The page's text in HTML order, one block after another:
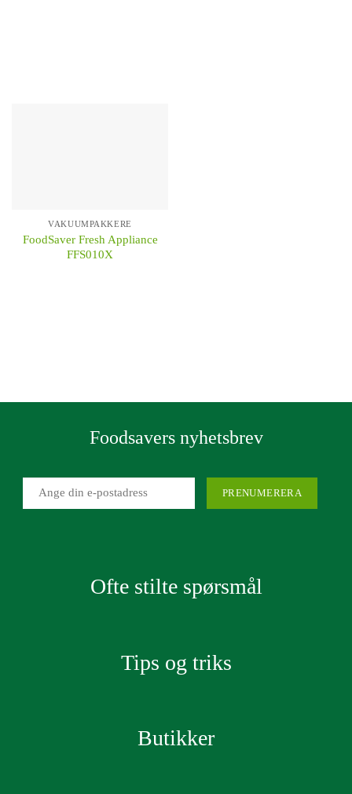
VAKUUMPAKKERE
FoodSaver Fresh Appliance
FFS010X
Foodsavers nyhetsbrev
Ofte stilte spørsmål
Tips og triks
Butikker